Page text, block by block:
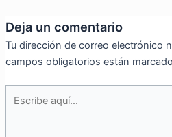
Deja un comentario
Tu dirección de correo electrónico
campos obligatorios están